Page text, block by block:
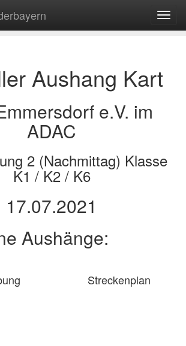
ein-/
Aushang Kart
e.V. im
ADAC
2 (Nachmittag) Klasse
K1 / K2 / K6
17.07.2021
Aushänge:
Streckenplan